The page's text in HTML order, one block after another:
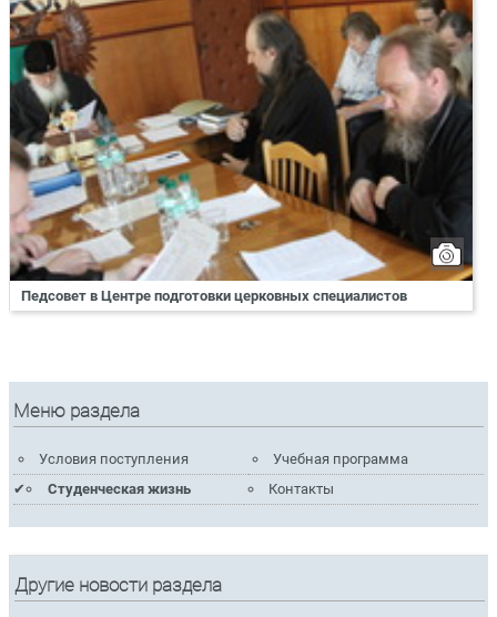
Педсовет в Центре подготовки церковных специалистов
Меню раздела
Условия поступления
Учебная программа
Студенческая жизнь
Контакты
Другие новости раздела